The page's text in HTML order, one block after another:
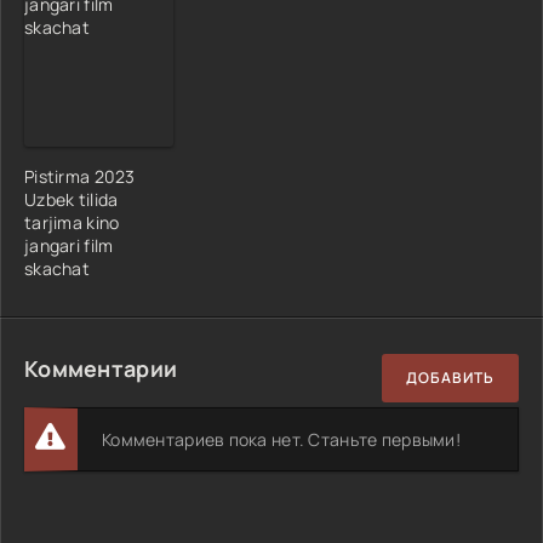
Pistirma 2023
Uzbek tilida
tarjima kino
jangari film
skachat
Комментарии ДОБАВИТЬ
Комментариев пока нет. Станьте первыми!